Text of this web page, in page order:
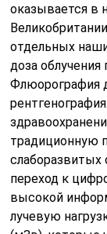
оказывается в
отдельных
доза
Флюорография
традиционную
слаборазвитых
переход к
высокой
лучевую